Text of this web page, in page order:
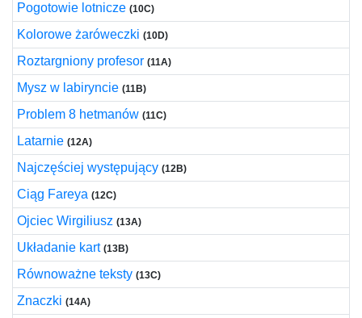
Pogotowie lotnicze (10C)
Kolorowe żaróweczki (10D)
Roztargniony profesor (11A)
Mysz w labiryncie (11B)
Problem 8 hetmanów (11C)
Latarnie (12A)
Najczęściej występujący (12B)
Ciąg Fareya (12C)
Ojciec Wirgiliusz (13A)
Układanie kart (13B)
Równoważne teksty (13C)
Znaczki (14A)